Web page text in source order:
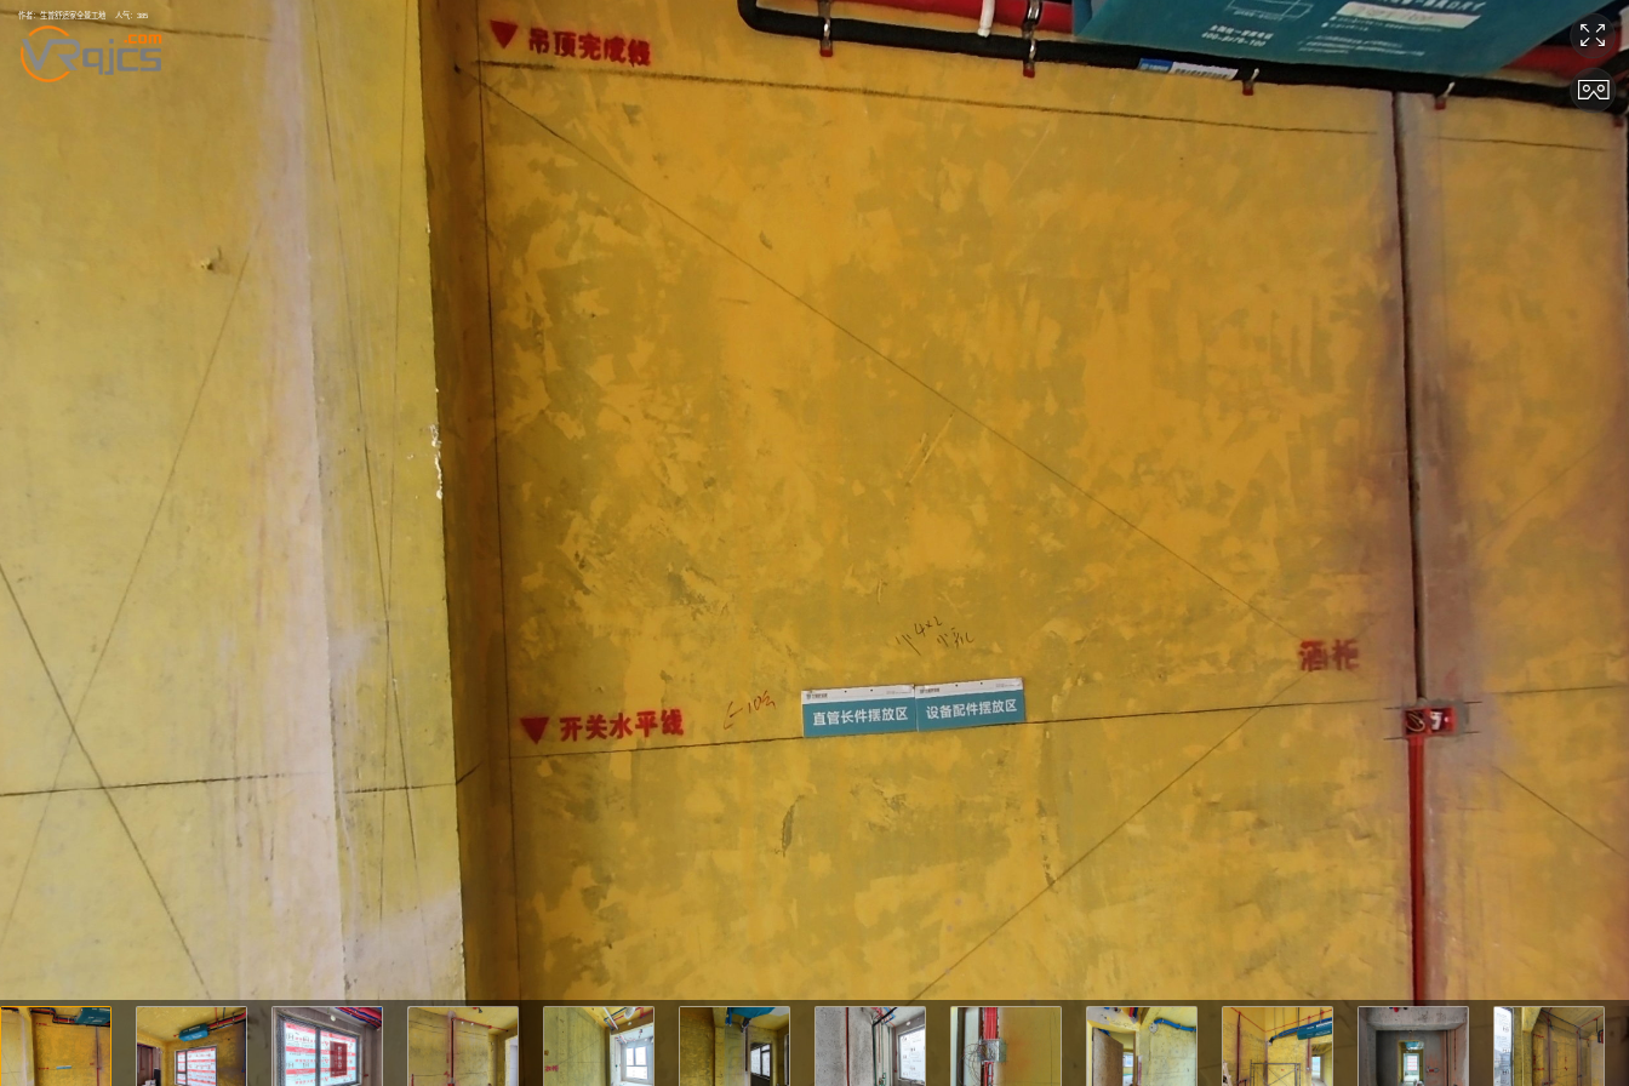
作者：生普舒适家全景工地 人气： 385